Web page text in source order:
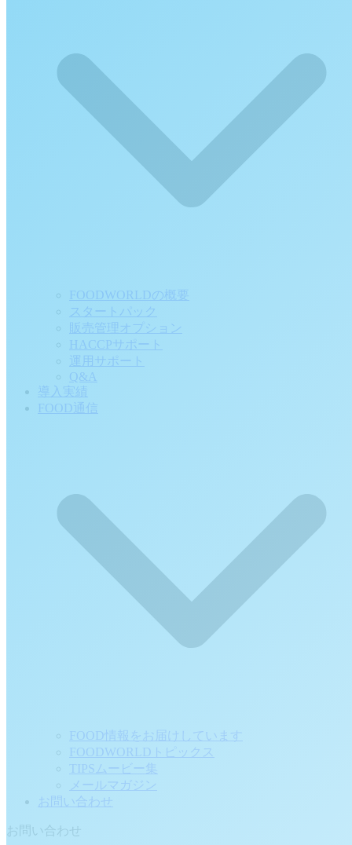
FOODWORLDの概要
スタートパック
販売管理オプション
HACCPサポート
運用サポート
Q&A
導入実績
FOOD通信
FOOD情報をお届けしています
FOODWORLDトピックス
TIPSムービー集
メールマガジン
お問い合わせ
お問い合わせ